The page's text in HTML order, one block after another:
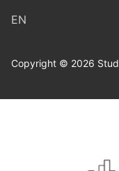
EN
Copyright © 2026